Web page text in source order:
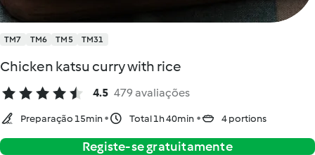
TM7 TM6 TM5 TM31
Chicken katsu curry with rice
4.5 479 avaliações
Preparação 15min Total 1h 40min 4 portions
Registe-se gratuitamente